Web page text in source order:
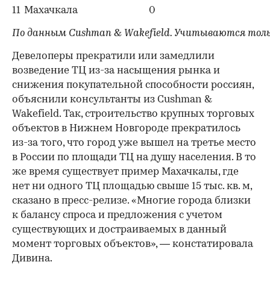
11 Махачкала 0
По данным Cushman & Wakefield. Учитываются
Девелоперы прекратили или замедлили
возведение ТЦ из-за насыщения рынка и
снижения покупательной способности россиян,
объяснили консультанты из Cushman &
Wakefield. Так, строительство крупных торговых
объектов в Нижнем Новгороде прекратилось
из-за того, что город уже вышел на третье место
в России по площади ТЦ на душу населения. В то
же время существует пример Махачкалы, где
нет ни одного ТЦ площадью свыше 15 тыс. кв. м,
сказано в пресс-релизе. «Многие города близки
к балансу спроса и предложения с учетом
существующих и достраиваемых в данный
момент торговых объектов», — констатировала
Дивина.